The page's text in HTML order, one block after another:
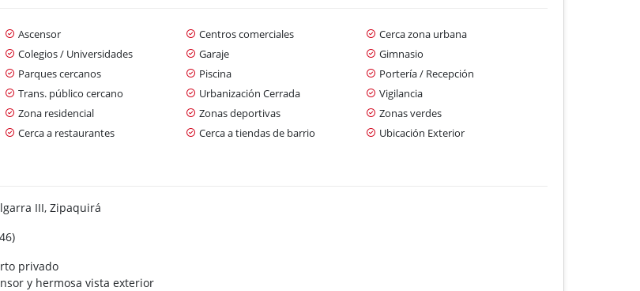
Ascensor Centros comerciales
Cerca zona urbana
Colegios / Universidades Garaje
Gimnasio
Parques cercanos Piscina
Portería / Recepción
Trans. público cercano Urbanización Cerrada
Vigilancia
Zona residencial Zonas deportivas
Zonas verdes
Cerca a restaurantes Cerca a tiendas de barrio Ubicación Exterior
III, Zipaquirá
privado
y hermosa vista exterior